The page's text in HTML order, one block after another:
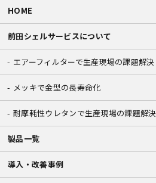
HOME
前田シェルサービスについて
エアーフィルターで生産現場の課題解決
メッキで金型の長寿命化
耐摩耗性ウレタンで生産現場の課題解決
製品一覧
導入・改善事例